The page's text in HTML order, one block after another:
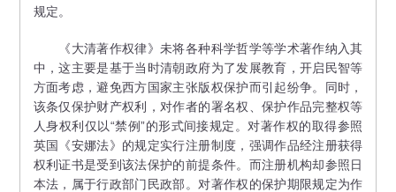
规定。
《大清著作权律》未将各种科学哲学等学术著作纳入其
中，这主要是基于当时清朝政府为了发展教育，开启民智等
方面考虑，避免西方国家主张版权保护而引起纷争。同时，
该条仅保护财产权利，对作者的署名权、保护作品完整权等
人身权利仅以“禁例”的形式间接规定。对著作权的取得参照
英国《安娜法》的规定实行注册制度，强调作品经注册获得
权利证书是受到该法保护的前提条件。而注册机构却参照日
本法，属于行政部门民政部。对著作权的保护期限规定为作